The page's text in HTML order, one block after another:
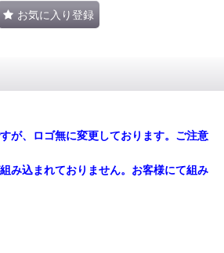
お気に入り登録
が、ロゴ無に変更しております。ご注意
み込まれておりません。お客様にて組み